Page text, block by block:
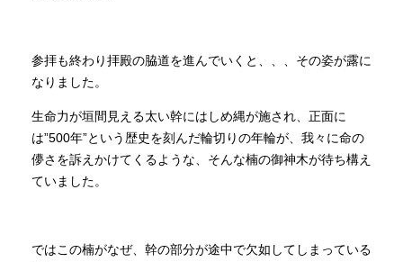
参拝も終わり拝殿の脇道を進んでいくと、、、その姿が露に
なりました。
生命力が垣間見える太い幹にはしめ縄が施され、正面に
は”500年”という歴史を刻んだ輪切りの年輪が、我々に命の
儚さを訴えかけてくるような、そんな楠の御神木が待ち構え
ていました。
ではこの楠がなぜ、幹の部分が途中で欠如してしまっている